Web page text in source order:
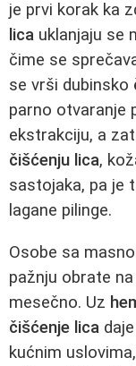
je prvi korak ka
lica uklanjaju se
čime se
se vrši dubinsko
parno otvaranje
ekstrakciju, a
čišćenju lica,
sastojaka, pa je
lagane pilinge.
Osobe sa
pažnju obrate na
mesečno. Uz
čišćenje lica
kućnim